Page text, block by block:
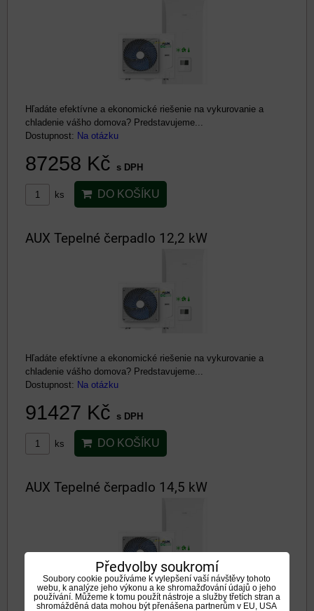
Hľadáte efektívne a ekonomické riešenie na vykurovanie a
chladenie vášho domova? Predstavujeme...
Dostupnost: Na otázku
87258 Kč s DPH
ks DO KOŠÍKU
AUX Tepelné čerpadlo 12,2 kW
Hľadáte efektívne a ekonomické riešenie na vykurovanie a
chladenie vášho domova? Predstavujeme...
Dostupnost: Na otázku
91427 Kč s DPH
ks DO KOŠÍKU
AUX Tepelné čerpadlo 14,5 kW
Hľadáte efektívne a ekonomické riešenie na vykurovanie a
Předvolby soukromí
Soubory cookie používáme k vylepšení vaší návštěvy tohoto
webu, k analýze jeho výkonu a ke shromažďování údajů o jeho
používání. Můžeme k tomu použít nástroje a služby třetích stran a
shromážděná data mohou být přenášena partnerům v EU, USA